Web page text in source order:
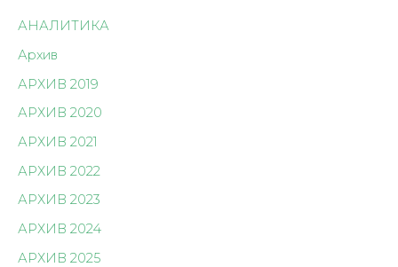
АНАЛИТИКА
Архив
АРХИВ 2019
АРХИВ 2020
АРХИВ 2021
АРХИВ 2022
АРХИВ 2023
АРХИВ 2024
АРХИВ 2025